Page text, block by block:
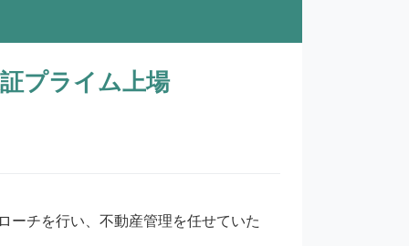
プライム上場
ーチを行い、不動産管理を任せていた